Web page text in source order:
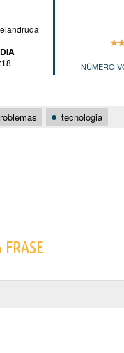
elandruda
NÚMERO
tecnologia